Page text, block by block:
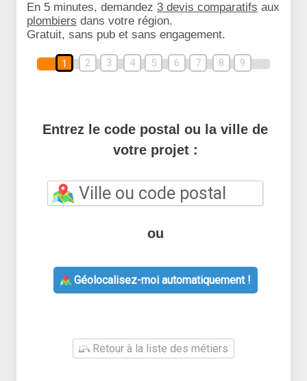
En 5 minutes, demandez 3 devis comparatifs aux
plombiers dans votre région.
Gratuit, sans pub et sans engagement.
1 2 3 4 5 6 7 8 9
Entrez le code postal ou la ville de
votre projet :
ou
Géolocalisez-moi automatiquement !
Retour à la liste des métiers